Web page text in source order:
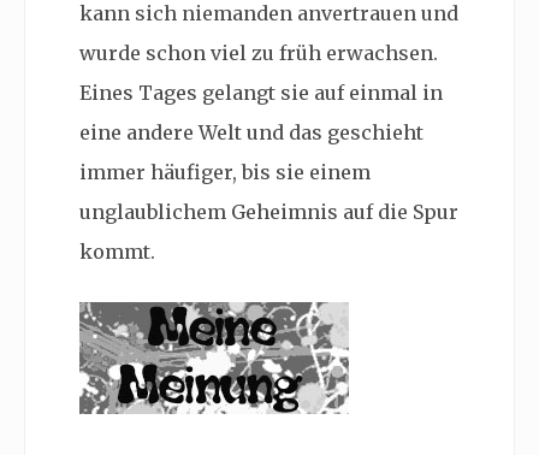
kann sich niemanden anvertrauen und
wurde schon viel zu früh erwachsen.
Eines Tages gelangt sie auf einmal in
eine andere Welt und das geschieht
immer häufiger, bis sie einem
unglaublichem Geheimnis auf die Spur
kommt.